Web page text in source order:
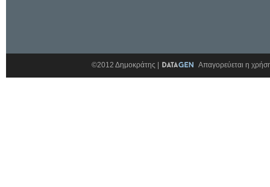
©2012 Δημοκράτης | Απαγορεύεται η